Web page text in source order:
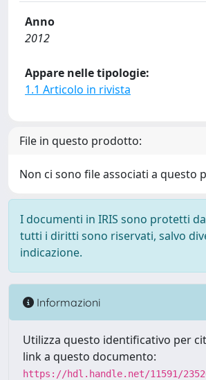
Anno
2012
Appare nelle tipologie:
1.1 Articolo in rivista
File in questo prodotto:
Non ci sono file associati a questo
I documenti in IRIS sono protetti
tutti i diritti sono riservati, salvo
indicazione.
Informazioni
Utilizza questo identificativo per
link a questo documento:
https://hdl.handle.net/11591/